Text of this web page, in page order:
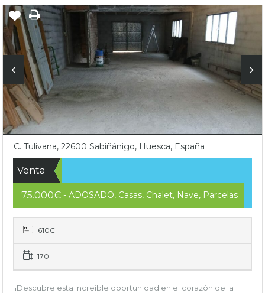
C. Tulivana, 22600 Sabiñánigo, Huesca, España
Venta
75.000€ - ADOSADO, Casas, Chalet, Nave, Parcelas
610C
170
¡Descubre esta increíble oportunidad en el corazón de la